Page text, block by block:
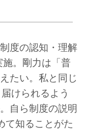
度の認知・理解
。剛力は「普
たい。私と同じ
けられるよう
自ら制度の説明
て知ることがた